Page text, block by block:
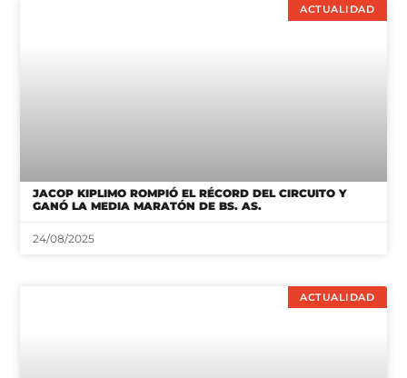
ACTUALIDAD
JACOP KIPLIMO ROMPIÓ EL RÉCORD DEL CIRCUITO Y
GANÓ LA MEDIA MARATÓN DE BS. AS.
24/08/2025
ACTUALIDAD